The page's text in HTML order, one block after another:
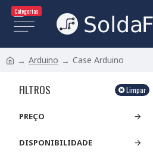
Categorias
Arduino Case Arduino
FILTROS Limpar
PREÇO
DISPONIBILIDADE